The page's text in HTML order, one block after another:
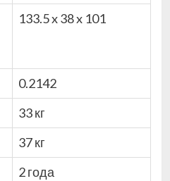
133.5 x 38 x 101
0.2142
33 кг
37 кг
2 года